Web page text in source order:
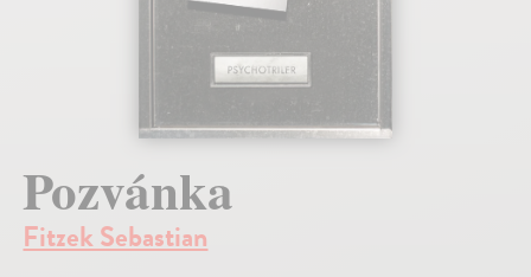
Pozvánka
Fitzek Sebastian